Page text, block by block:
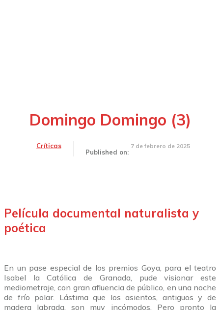
Domingo Domingo (3)
Críticas
Published on:
7 de febrero de 2025
Película documental naturalista y
poética
En un pase especial de los premios Goya, para el teatro
Isabel la Católica de Granada, pude visionar este
mediometraje, con gran afluencia de público, en una noche
de frío polar. Lástima que los asientos, antiguos y de
madera labrada, son muy incómodos. Pero pronto la